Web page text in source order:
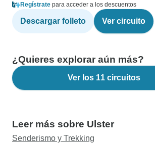
Regístrate para acceder a los descuentos
Descargar folleto Ver circuito
¿Quieres explorar aún más?
Ver los 11 circuitos
Leer más sobre Ulster
Senderismo y Trekking